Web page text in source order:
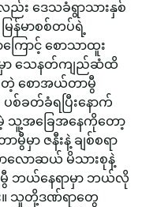
း ဒေသခံရွာသားနှစ်
ြန်မာစစ်တပ်ရဲ့
ောင့် စောသာထူး
က်မှာ သေနတ်ကျည်ဆံထိ
တဲ့ စောအယ်တာမွီ
ပစ်ခတ်ခံရပြီးနောက်
သူ့အခြေအနေကိုတော့
မှာ ဇနီးနဲ့ ချစ်စရာ
လောဆယ် မိသားစုနဲ့
မွီ ဘယ်နေရာမှာ ဘယ်လို
သူတို့ဒဏ်ရာတွေ